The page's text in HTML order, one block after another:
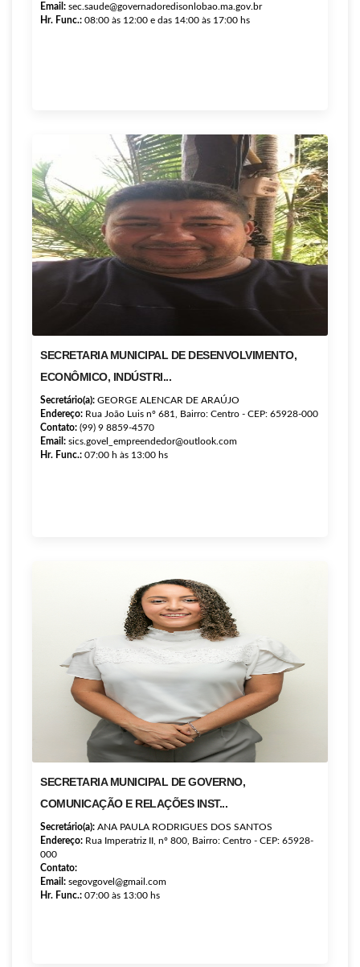
Email: sec.saude@governadoredisonlobao.ma.gov.br
Hr. Func.: 08:00 às 12:00 e das 14:00 às 17:00 hs
SECRETARIA MUNICIPAL DE DESENVOLVIMENTO,
ECONÔMICO, INDÚSTRI...
Secretário(a): GEORGE ALENCAR DE ARAÚJO
Endereço: Rua João Luis nº 681, Bairro: Centro - CEP: 65928-000
Contato: (99) 9 8859-4570
Email: sics.govel_empreendedor@outlook.com
Hr. Func.: 07:00 h às 13:00 hs
SECRETARIA MUNICIPAL DE GOVERNO,
COMUNICAÇÃO E RELAÇÕES INST...
Secretário(a): ANA PAULA RODRIGUES DOS SANTOS
Endereço: Rua Imperatriz II, nº 800, Bairro: Centro - CEP: 65928-
000
Contato:
Email: segovgovel@gmail.com
Hr. Func.: 07:00 às 13:00 hs